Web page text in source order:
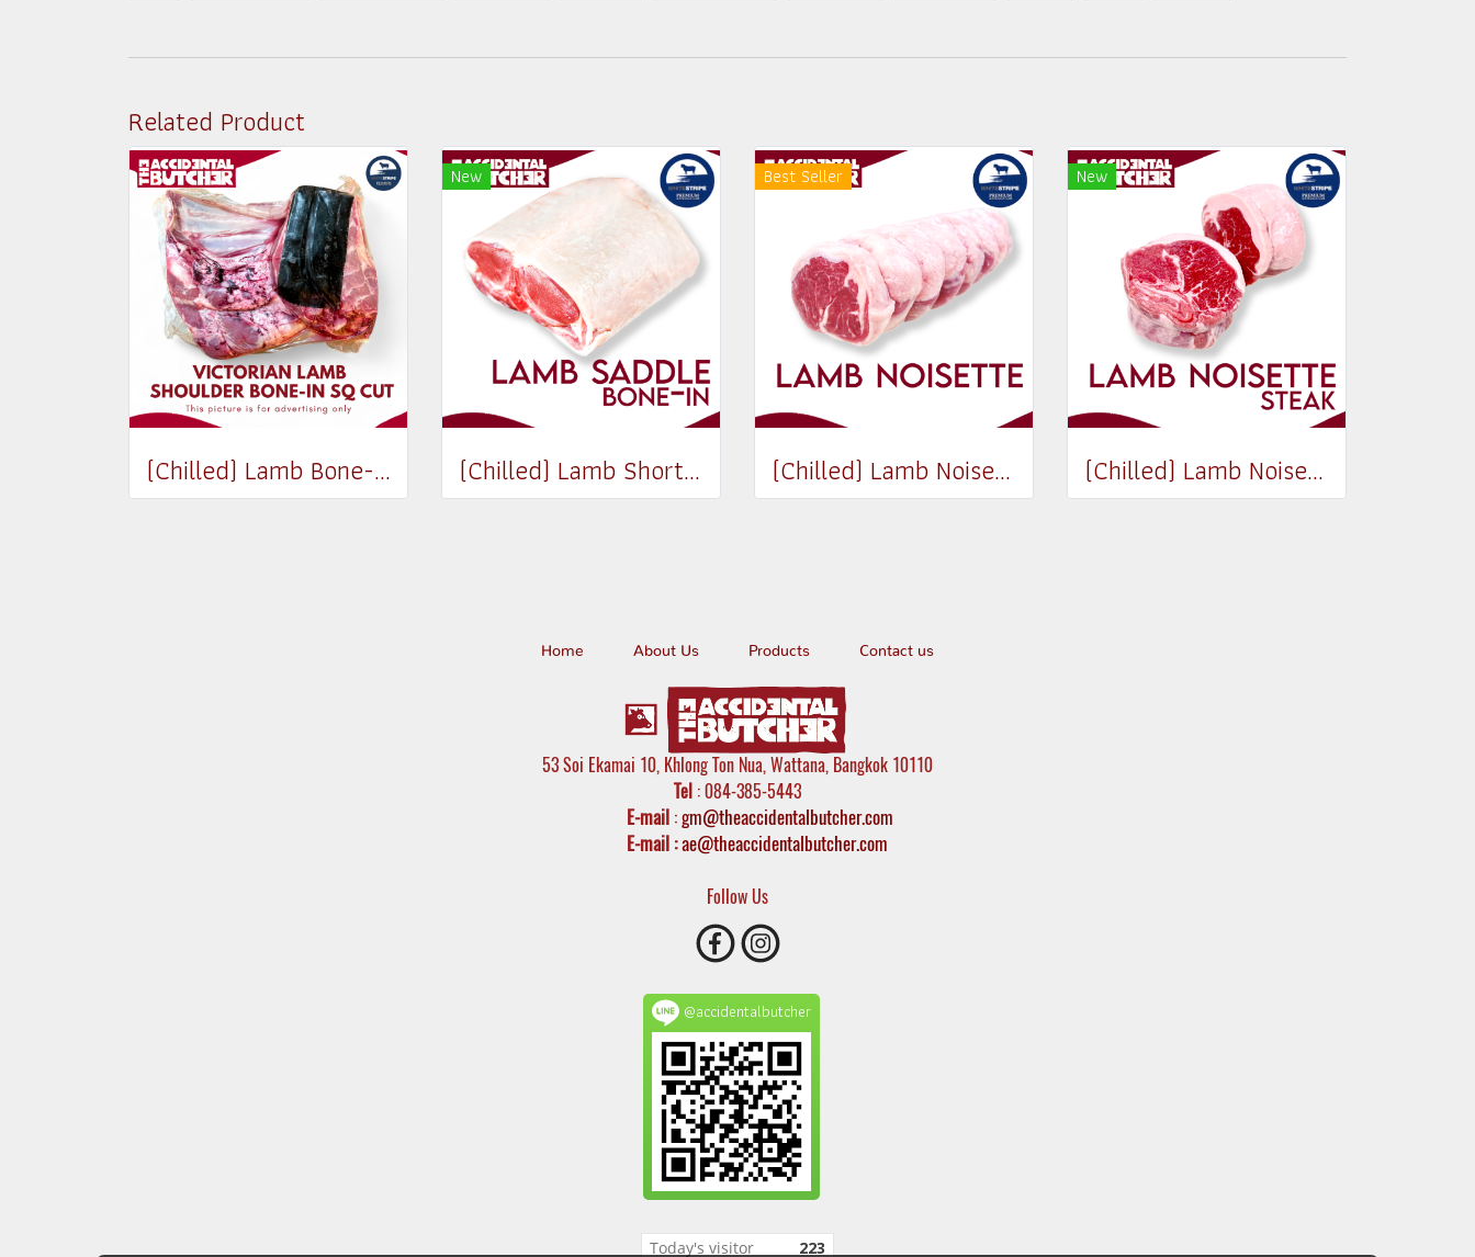
Related Product
(Chilled) Lamb Bone-in Shoulder SQ Whole (2.8-3.1 kg)
New
(Chilled) Lamb Shortloin Saddle Bone-in (Whole) (1.6-1.8 kg)
Best Seller
(Chilled) Lamb Noisette [Whole] (500-600g)
New
(Chilled) Lamb Noisette [Medallions] (180-200g)
Home About Us Products Contact us
53 Soi Ekamai 10, Khlong Ton Nua, Wattana, Bangkok 10110
Tel : 084-385-5443
E-mail:gm@theaccidentalbutcher.com
E-mail :ae@theaccidentalbutcher.com
Follow Us
@accidentalbutcher
Today's visitor 223